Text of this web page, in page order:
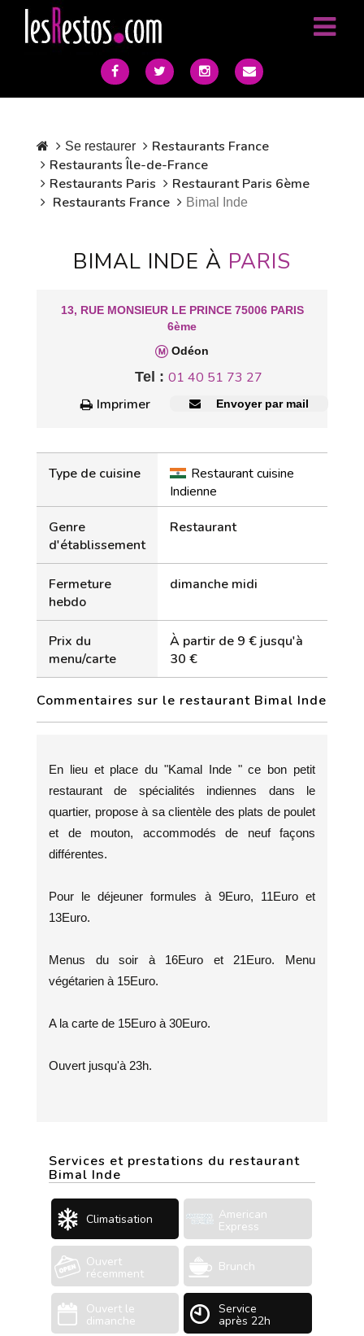
Se restaurer
Restaurants France
Restaurants Île-de-France
Restaurants Paris
Restaurant Paris 6ème
Restaurants France
Bimal Inde
BIMAL INDE À PARIS
13, RUE MONSIEUR LE PRINCE 75006 PARIS
6ème
Odéon
Tel : 01 40 51 73 27
Imprimer
Envoyer par mail
Type de cuisine
Restaurant cuisine
Indienne
Genre
d'établissement
Restaurant
Fermeture
hebdo
dimanche midi
Prix du
menu/carte
À partir de 9 € jusqu'à
30 €
Commentaires sur le restaurant Bimal Inde
En lieu et place du "Kamal Inde " ce bon petit
restaurant de spécialités indiennes dans le
quartier, propose à sa clientèle des plats de poulet
et de mouton, accommodés de neuf façons
différentes.
Pour le déjeuner formules à 9Euro, 11Euro et
13Euro.
Menus du soir à 16Euro et 21Euro. Menu
végétarien à 15Euro.
A la carte de 15Euro à 30Euro.
Ouvert jusqu'à 23h.
Services et prestations du restaurant
Bimal Inde
Climatisation American
Express
Ouvert
récemment Brunch
Ouvert le
dimanche
Service
après 22h